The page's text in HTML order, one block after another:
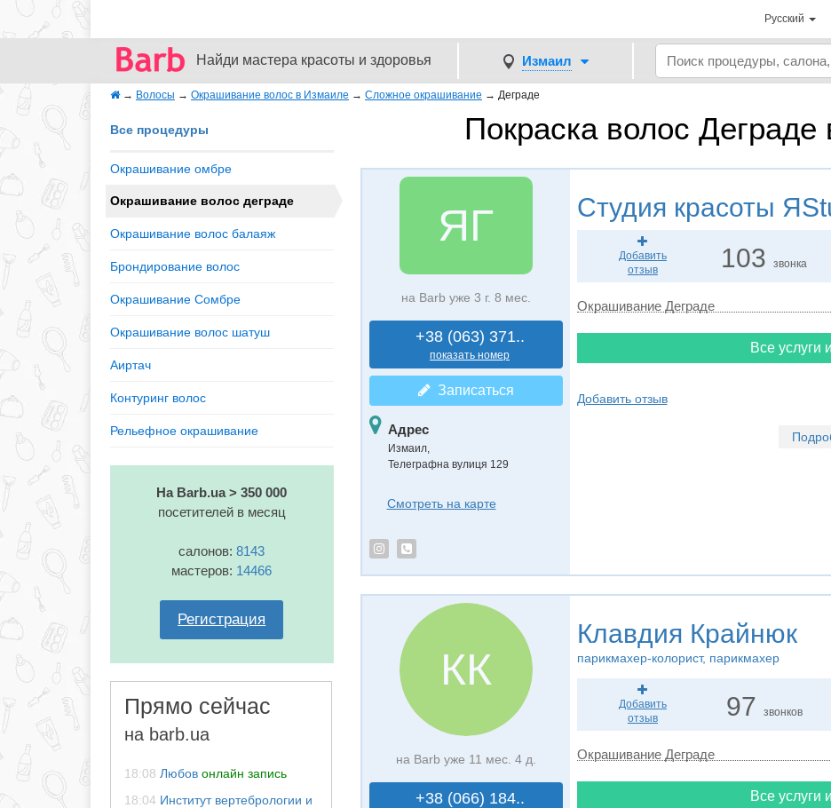
Русский
Найди мастера красоты и здоровья Измаил
→ Волосы → Окрашивание волос в Измаиле → Сложное окрашивание → Деграде
Покраска волос
Все процедуры
Окрашивание омбре
Окрашивание волос деграде
Окрашивание волос балаяж
Брондирование волос
Окрашивание Сомбре
Окрашивание волос шатуш
Аиртач
Контуринг волос
Рельефное окрашивание
На Barb.ua > 350 000
посетителей в месяц
салонов:8143
мастеров: 14466
Регистрация
Прямо сейчас
на barb.ua
18:08 Любов онлайн запись
18:04 Институт вертебрологии и
ЯГ
на Barb уже 3 г. 8 мес.
+38 (063) 371..
показать номер
Записаться
Адрес
Измаил,
Телеграфна вулиця 129
Смотреть на карте
Студия красоты
Добавить
отзыв
103звонка
Окрашивание Деграде
Все услуги
Добавить отзыв
КК
на Barb уже 11 мес. 4 д.
+38 (066) 184..
Клавдия Крайнюк
парикмахер-колорист, парикмахер
Добавить
отзыв
97 звонков
Окрашивание Деграде
Все услуги